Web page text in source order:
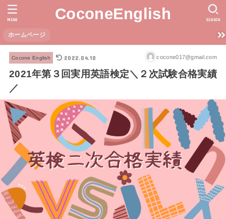
CoconeEnglish
ホームページ
SEARCH
MENU
Cocone English 2022.04.10 cocone017@gmail.com
2021年第３回実用英語検定＼２次試験合格実績
／